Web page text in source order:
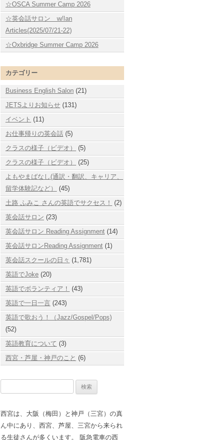
☆OSCA Summer Camp 2026
☆英会話サロン w/Ian
Articles(2025/07/21-22)
☆Oxbridge Summer Camp 2026
カテゴリー
Business English Salon (21)
JETSよりお知らせ (131)
イベント (11)
お仕事帰りの英会話 (5)
クラスの様子（ビデオ）
(5)
クラスの様子（ビデオ）
(25)
よもやまばなし(通訳・翻訳、キャリア、
留学体験記など）
(45)
土路 ふみこ さんの英語でサクセス！
(2)
英会話サロン (23)
英会話サロン Reading Assignment (14)
英会話サロンReading Assignment (1)
英会話スクールの日々 (1,781)
英語でJoke (20)
英語でボランティア！
(43)
英語で一日一言 (243)
英語で歌おう！（Jazz/Gospel/Pops)
(52)
英語教育について (3)
西宮・芦屋・神戸のこと (6)
西宮は、大阪（梅田）と神戸（三宮）の真
ん中にあり、西宮、芦屋、三宮から来られ
る生徒さんが多くいます。 阪急電車の西